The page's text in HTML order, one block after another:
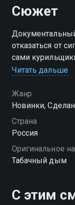
Сюжет
отказаться от
сами
зависимости, о
решил
в силе воли, а в
будет дальше.
в хорошем
Читать дальше
Жанр
Новинки,
Страна
Россия
Оригинальное
Табачный дым
С этим